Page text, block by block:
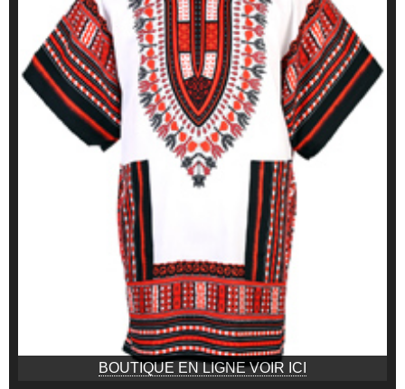
BOUTIQUE EN LIGNE VOIR ICI